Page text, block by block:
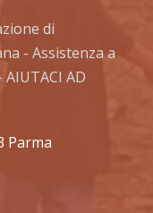
di
- Assistenza a
AD
Parma